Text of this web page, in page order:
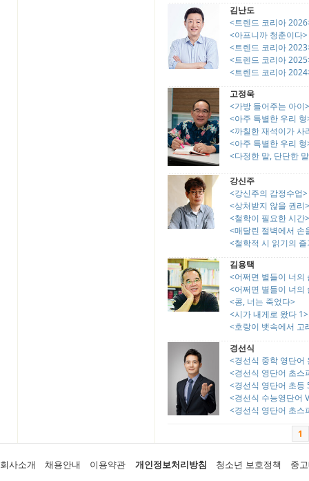
김난도
<트렌드 코리아
<아프니까 청춘이다>
<트렌드 코리아
<트렌드 코리아
<트렌드 코리아
고정욱
<가방 들어주는 아이>
<아주 특별한 우리 형
<까칠한 재석이가 사
<아주 특별한 우리 형
<다정한 말, 단단한
강신주
<강신주의 감정수업>
<상처받지 않을 권리>
<철학이 필요한 시간>
<매달린 절벽에서 손
<철학적 시 읽기의
김용택
<어쩌면 별들이 너의
<어쩌면 별들이 너의
<콩, 너는 죽었다>
<시가 내게로 왔다 1>
<호랑이 뱃속에서 고
경선식
<경선식 중학 영단어
<경선식 영단어 초스
<경선식 영단어 초등
<경선식 수능영단어
<경선식 영단어 초스
1
회사소개 채용안내 이용약관 개인정보처리방침 청소년 보호정책 중